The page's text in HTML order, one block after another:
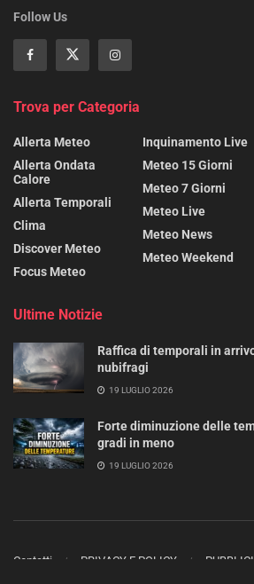
Follow Us
Trova per Categoria
Allerta Meteo
Allerta Ondata
Calore
Allerta Temporali
Clima
Discover Meteo
Focus Meteo
Inquinamento Live
Meteo 15 Giorni
Meteo 7 Giorni
Meteo Live
Meteo News
Meteo Weekend
Ultime Notizie
Raffica di temporali in
nubifragi
19 LUGLIO 2026
Forte diminuzione delle
gradi in meno
19 LUGLIO 2026
Contatti PRIVACY E POLICY